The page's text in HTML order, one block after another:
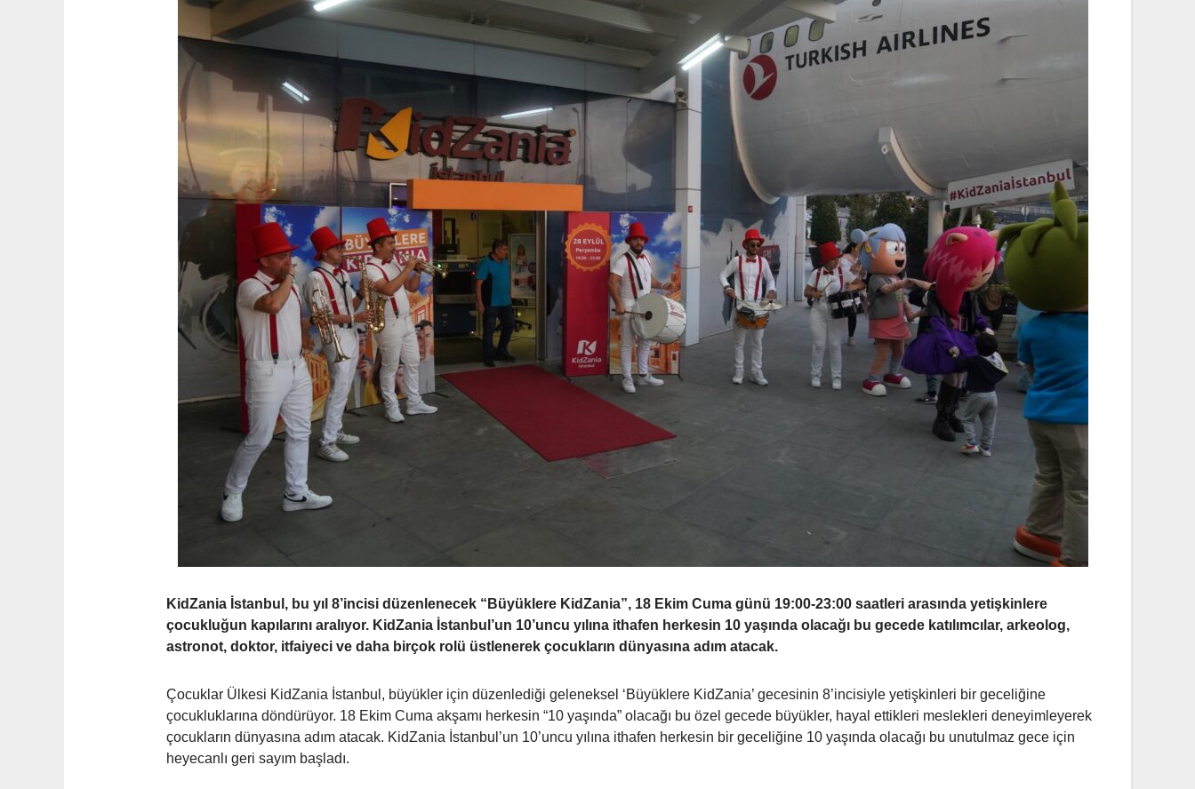
KidZania İstanbul, bu yıl 8’incisi düzenlenecek “Büyüklere KidZania”, 18 Ekim Cuma günü 19:00-23:00 saatleri arasında yetişkinlere
çocukluğun kapılarını aralıyor. KidZania İstanbul’un 10’uncu yılına ithafen herkesin 10 yaşında olacağı bu gecede katılımcılar, arkeolog,
astronot, doktor, itfaiyeci ve daha birçok rolü üstlenerek çocukların dünyasına adım atacak.
Çocuklar Ülkesi KidZania İstanbul, büyükler için düzenlediği geleneksel ‘Büyüklere KidZania’ gecesinin 8’incisiyle yetişkinleri bir geceliğine
çocukluklarına döndürüyor. 18 Ekim Cuma akşamı herkesin “10 yaşında” olacağı bu özel gecede büyükler, hayal ettikleri meslekleri deneyimleyerek
çocukların dünyasına adım atacak. KidZania İstanbul’un 10’uncu yılına ithafen herkesin bir geceliğine 10 yaşında olacağı bu unutulmaz gece için
heyecanlı geri sayım başladı.